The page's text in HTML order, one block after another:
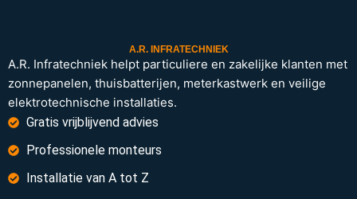
A.R. INFRATECHNIEK
A.R. Infratechniek helpt particuliere en zakelijke klanten met
zonnepanelen, thuisbatterijen, meterkastwerk en veilige
elektrotechnische installaties.
Gratis vrijblijvend advies
Professionele monteurs
Installatie van A tot Z